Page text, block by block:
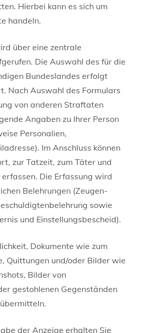
Hierbei kann es sich um
handeln.
über eine zentrale
Die Auswahl des für die
Bundeslandes erfolgt
Nach Auswahl des Formulars
von anderen Straftaten
Angaben zu Ihrer Person
Personalien,
Im Anschluss können
zur Tatzeit, zum Täter und
Die Erfassung wird
Belehrungen (Zeugen-
sowie
und Einstellungsbescheid).
Dokumente wie zum
Quittungen und/oder Bilder wie
Bilder von
gestohlenen Gegenständen
der Anzeige erhalten Sie